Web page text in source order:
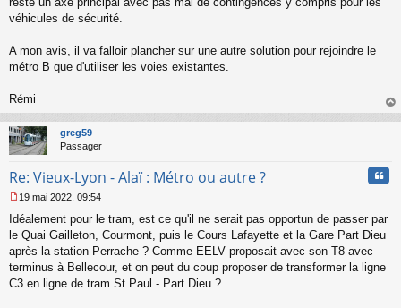
n
o
u
véhicules de sécurité.
A mon avis, il va falloir plancher sur une autre solution pour rejoindre le
métro B que d'utiliser les voies existantes.
Rémi
au
greg59
Passager
Re: Vieux-Lyon - Alaï : Métro ou autre ?
e
s
s
g
e
19 mai 2022, 09:54
Idéalement pour le tram, est ce qu'il ne serait pas opportun de passer par
le Quai Gailleton, Courmont, puis le Cours Lafayette et la Gare Part Dieu
après la station Perrache ? Comme EELV proposait avec son T8 avec
terminus à Bellecour, et on peut du coup proposer de transformer la ligne
C3 en ligne de tram St Paul - Part Dieu ?